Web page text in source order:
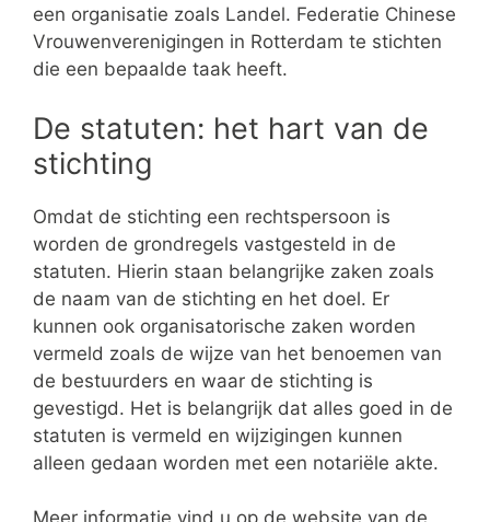
een organisatie zoals Landel. Federatie Chinese
Vrouwenverenigingen in Rotterdam te stichten
die een bepaalde taak heeft.
De statuten: het hart van de
stichting
Omdat de stichting een rechtspersoon is
worden de grondregels vastgesteld in de
statuten. Hierin staan belangrijke zaken zoals
de naam van de stichting en het doel. Er
kunnen ook organisatorische zaken worden
vermeld zoals de wijze van het benoemen van
de bestuurders en waar de stichting is
gevestigd. Het is belangrijk dat alles goed in de
statuten is vermeld en wijzigingen kunnen
alleen gedaan worden met een notariële akte.